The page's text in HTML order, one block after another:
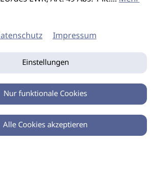
0
Impressum
Einstellungen
Nur funktionale Cookies
Alle Cookies akzeptieren